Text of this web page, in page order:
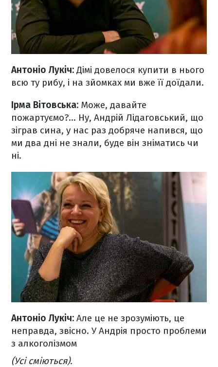
Антоніо Лукіч: Дімі довелося купити в нього
всю ту рибу, і на зйомках ми вже її доїдали.
Ірма Вітовська: Може, давайте
пожартуємо?... Ну, Андрій Лідаговський, що
зіграв сина, у нас раз добряче напився, що
ми два дні не знали, буде він зніматись чи
ні.
Антоніо Лукіч: Але це не зрозуміють, це
неправда, звісно. У Андрія просто проблеми
з алкоголізмом
(Усі сміються).